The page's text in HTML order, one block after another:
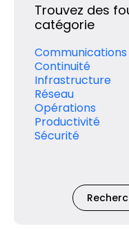
Trouvez des
catégorie
Communications
Continuité
Infrastructure
Réseau
Opérations
Productivité
Sécurité